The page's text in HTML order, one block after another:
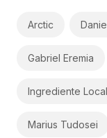
Arctic
Gabriel Eremia
Ingrediente
Marius Tudosei